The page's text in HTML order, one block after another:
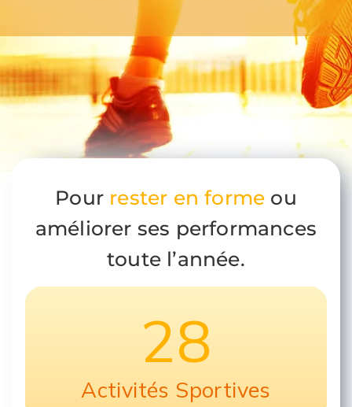
Prévention
Restauration
Actualité
Avantages
Pour rester en forme ou
améliorer ses performances
toute l’année.
28
Activités Sportives